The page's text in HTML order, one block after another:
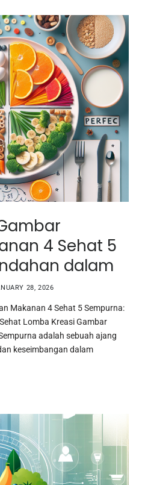
4 Sehat 5
dalam
28, 2026
Makanan 4 Sehat 5 Sempurna:
Lomba Kreasi Gambar
adalah sebuah ajang
keseimbangan dalam